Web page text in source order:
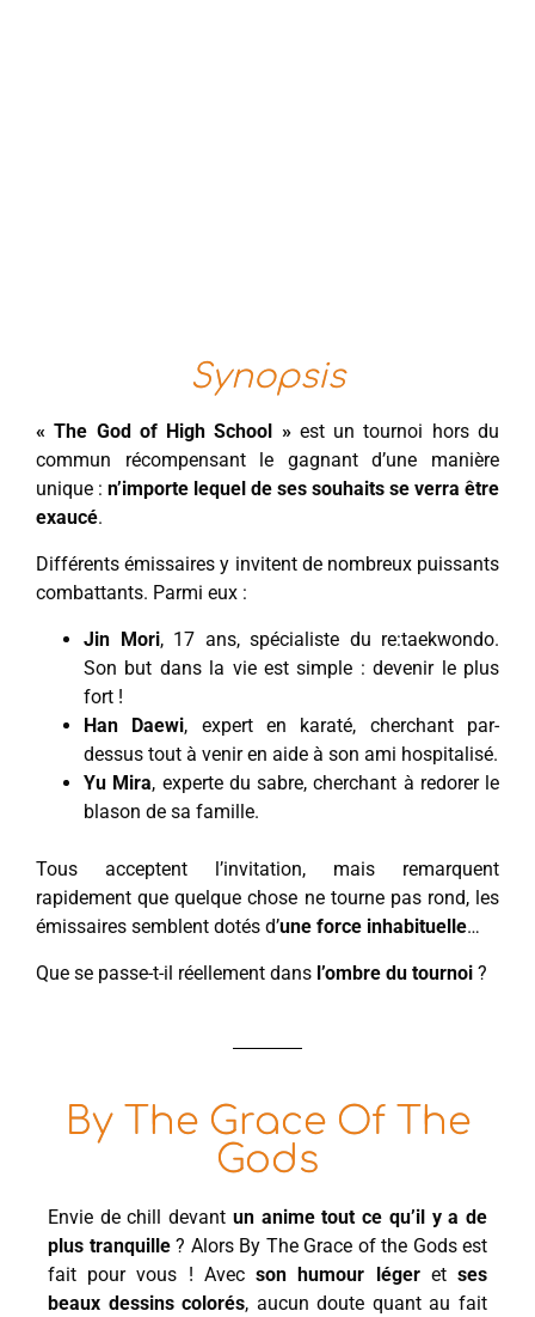
Synopsis
« The God of High School » est un tournoi hors du
commun récompensant le gagnant d’une manière
unique : n’importe lequel de ses souhaits se verra être
exaucé.
Différents émissaires y invitent de nombreux puissants
combattants. Parmi eux :
Jin Mori, 17 ans, spécialiste du re:taekwondo.
Son but dans la vie est simple : devenir le plus
fort !
Han Daewi, expert en karaté, cherchant par-
dessus tout à venir en aide à son ami hospitalisé.
Yu Mira, experte du sabre, cherchant à redorer le
blason de sa famille.
Tous acceptent l’invitation, mais remarquent
rapidement que quelque chose ne tourne pas rond, les
émissaires semblent dotés d’une force inhabituelle…
Que se passe-t-il réellement dans l’ombre du tournoi ?
By The Grace Of The
Gods
Envie de chill devant un anime tout ce qu’il y a de
plus tranquille? Alors By The Grace of the Gods est
fait pour vous ! Avecson humour légeretses
beaux dessins colorés, aucun doute quant au fait